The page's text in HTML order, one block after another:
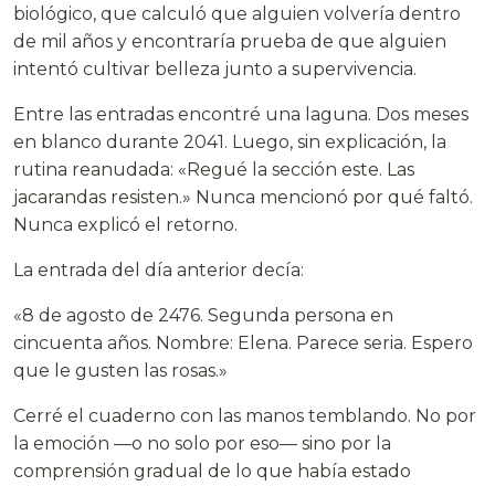
biológico, que calculó que alguien volvería dentro
de mil años y encontraría prueba de que alguien
intentó cultivar belleza junto a supervivencia.
Entre las entradas encontré una laguna. Dos meses
en blanco durante 2041. Luego, sin explicación, la
rutina reanudada: «Regué la sección este. Las
jacarandas resisten.» Nunca mencionó por qué faltó.
Nunca explicó el retorno.
La entrada del día anterior decía:
«8 de agosto de 2476. Segunda persona en
cincuenta años. Nombre: Elena. Parece seria. Espero
que le gusten las rosas.»
Cerré el cuaderno con las manos temblando. No por
la emoción —o no solo por eso— sino por la
comprensión gradual de lo que había estado